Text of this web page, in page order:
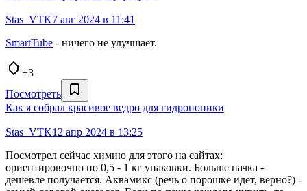
Stas_VTK7 авг 2024 в 11:41
SmartTube - ничего не улучшает.
+3
Посмотреть
Как я собрал красивое ведро для гидропоники
Stas_VTK12 апр 2024 в 13:25
Посмотрел сейчас химию для этого на сайтах:
ориентировочно по 0,5 - 1 кг упаковки. Больше пачка -
дешевле получается. Аквамикс (речь о порошке идет, верно?) -